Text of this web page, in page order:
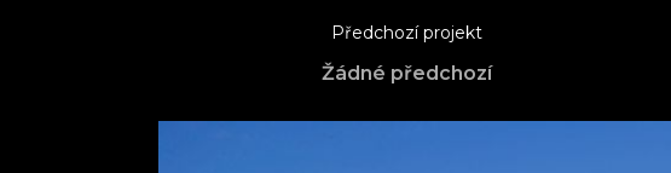
Předchozí projekt
Žádné předchozí